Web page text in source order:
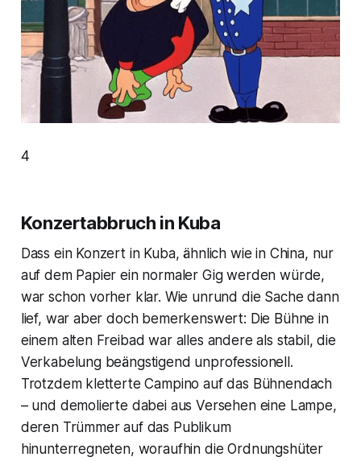
4
Konzertabbruch in Kuba
Dass ein Konzert in Kuba, ähnlich wie in China, nur
auf dem Papier ein normaler Gig werden würde,
war schon vorher klar. Wie unrund die Sache dann
lief, war aber doch bemerkenswert: Die Bühne in
einem alten Freibad war alles andere als stabil, die
Verkabelung beängstigend unprofessionell.
Trotzdem kletterte Campino auf das Bühnendach
– und demolierte dabei aus Versehen eine Lampe,
deren Trümmer auf das Publikum
hinunterregneten, woraufhin die Ordnungshüter